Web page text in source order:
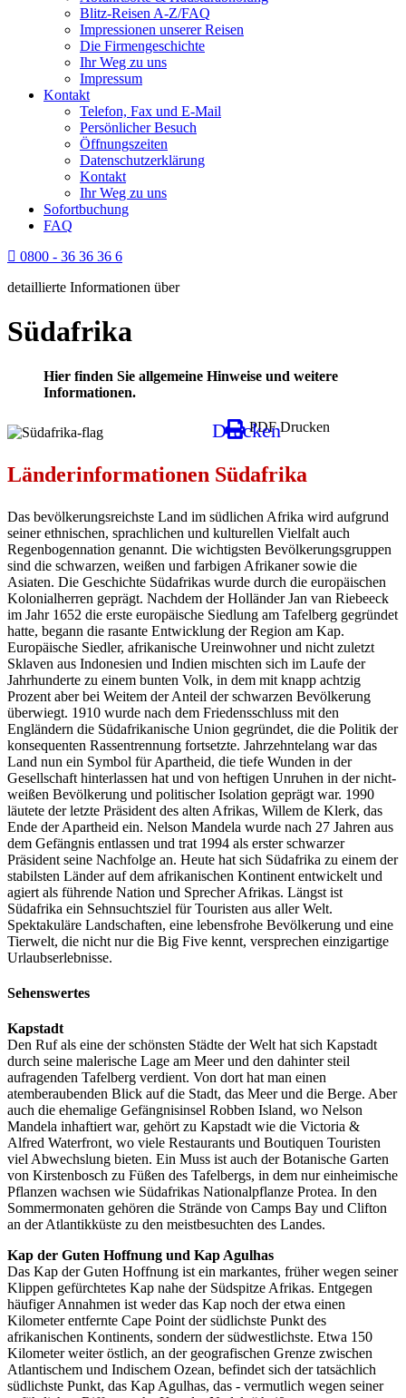
Blitz-Reisen A-Z/FAQ
Impressionen unserer Reisen
Die Firmengeschichte
Ihr Weg zu uns
Impressum
Kontakt
Telefon, Fax und E-Mail
Persönlicher Besuch
Öffnungszeiten
Datenschutzerklärung
Kontakt
Ihr Weg zu uns
Sofortbuchung
FAQ
0800 - 36 36 36 6
detaillierte Informationen über
Südafrika
Hier finden Sie allgemeine Hinweise und weitere
Informationen.
PDF Drucken
Drucken
Länderinformationen Südafrika
Das bevölkerungsreichste Land im südlichen Afrika wird aufgrund
seiner ethnischen, sprachlichen und kulturellen Vielfalt auch
Regenbogennation genannt. Die wichtigsten Bevölkerungsgruppen
sind die schwarzen, weißen und farbigen Afrikaner sowie die
Asiaten. Die Geschichte Südafrikas wurde durch die europäischen
Kolonialherren geprägt. Nachdem der Holländer Jan van Riebeeck
im Jahr 1652 die erste europäische Siedlung am Tafelberg gegründet
hatte, begann die rasante Entwicklung der Region am Kap.
Europäische Siedler, afrikanische Ureinwohner und nicht zuletzt
Sklaven aus Indonesien und Indien mischten sich im Laufe der
Jahrhunderte zu einem bunten Volk, in dem mit knapp achtzig
Prozent aber bei Weitem der Anteil der schwarzen Bevölkerung
überwiegt. 1910 wurde nach dem Friedensschluss mit den
Engländern die Südafrikanische Union gegründet, die die Politik der
konsequenten Rassentrennung fortsetzte. Jahrzehntelang war das
Land nun ein Symbol für Apartheid, die tiefe Wunden in der
Gesellschaft hinterlassen hat und von heftigen Unruhen in der nicht-
weißen Bevölkerung und politischer Isolation geprägt war. 1990
läutete der letzte Präsident des alten Afrikas, Willem de Klerk, das
Ende der Apartheid ein. Nelson Mandela wurde nach 27 Jahren aus
dem Gefängnis entlassen und trat 1994 als erster schwarzer
Präsident seine Nachfolge an. Heute hat sich Südafrika zu einem der
stabilsten Länder auf dem afrikanischen Kontinent entwickelt und
agiert als führende Nation und Sprecher Afrikas. Längst ist
Südafrika ein Sehnsuchtsziel für Touristen aus aller Welt.
Spektakuläre Landschaften, eine lebensfrohe Bevölkerung und eine
Tierwelt, die nicht nur die Big Five kennt, versprechen einzigartige
Urlaubserlebnisse.
Sehenswertes
Kapstadt
Den Ruf als eine der schönsten Städte der Welt hat sich Kapstadt
durch seine malerische Lage am Meer und den dahinter steil
aufragenden Tafelberg verdient. Von dort hat man einen
atemberaubenden Blick auf die Stadt, das Meer und die Berge. Aber
auch die ehemalige Gefängnisinsel Robben Island, wo Nelson
Mandela inhaftiert war, gehört zu Kapstadt wie die Victoria &
Alfred Waterfront, wo viele Restaurants und Boutiquen Touristen
viel Abwechslung bieten. Ein Muss ist auch der Botanische Garten
von Kirstenbosch zu Füßen des Tafelbergs, in dem nur einheimische
Pflanzen wachsen wie Südafrikas Nationalpflanze Protea. In den
Sommermonaten gehören die Strände von Camps Bay und Clifton
an der Atlantikküste zu den meistbesuchten des Landes.
Kap der Guten Hoffnung und Kap Agulhas
Das Kap der Guten Hoffnung ist ein markantes, früher wegen seiner
Klippen gefürchtetes Kap nahe der Südspitze Afrikas. Entgegen
häufiger Annahmen ist weder das Kap noch der etwa einen
Kilometer entfernte Cape Point der südlichste Punkt des
afrikanischen Kontinents, sondern der südwestlichste. Etwa 150
Kilometer weiter östlich, an der geografischen Grenze zwischen
Atlantischem und Indischem Ozean, befindet sich der tatsächlich
südlichste Punkt, das Kap Agulhas, das - vermutlich wegen seiner